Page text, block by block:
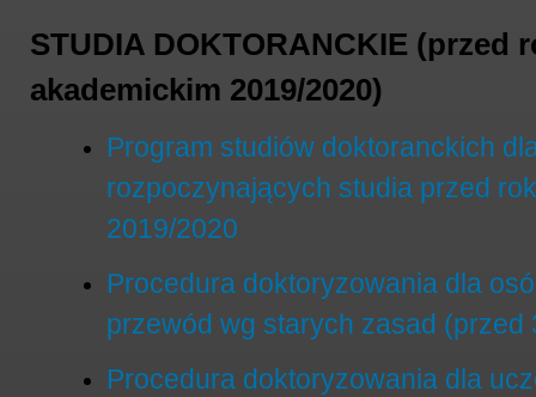
STUDIA DOKTORANCKIE (przed
akademickim 2019/2020)
Program studiów doktoranckich
rozpoczynających studia przed
2019/2020
Procedura doktoryzowania dla
przewód wg starych zasad (przed
Procedura doktoryzowania dla